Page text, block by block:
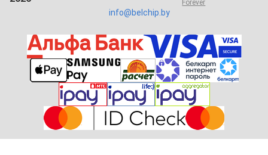
info@belchip.by
Forever